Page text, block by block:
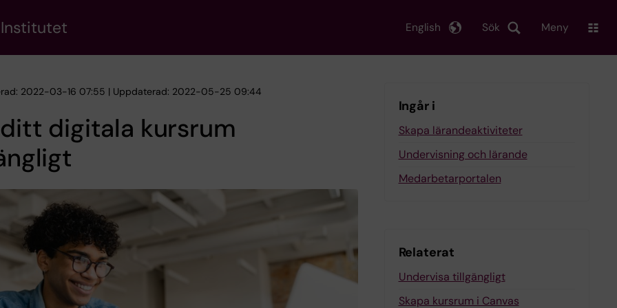
Sök
English Meny
2022-03-16 07:55 | Uppdaterad: 2022-05-25 09:44
digitala kursrum
Ingår i
Skapa lärandeaktiviteter
Undervisning och lärande
Medarbetarportalen
Relaterat
Undervisa tillgängligt
Skapa kursrum i Canvas